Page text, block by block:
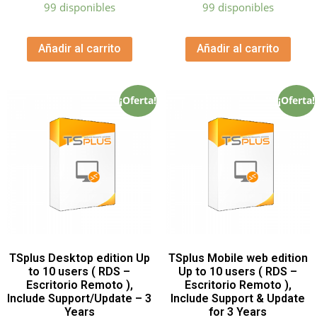
99 disponibles
Añadir al carrito
99 disponibles
Añadir al carrito
¡Oferta!
TSplus Desktop edition Up
to 10 users ( RDS –
Escritorio Remoto ),
Include Support/Update – 3
Years
¡Oferta!
TSplus Mobile web edition
Up to 10 users ( RDS –
Escritorio Remoto ),
Include Support & Update
for 3 Years